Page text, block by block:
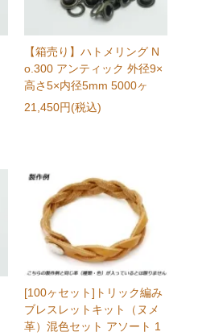
【箱売り】ハトメリング N
o.300 アンティック 外径9×
高さ5×内径5mm 5000ヶ
21,450円(税込)
[100ヶセット]トリック編み
ブレスレットキット（ヌメ
革）混色セット アソート 1